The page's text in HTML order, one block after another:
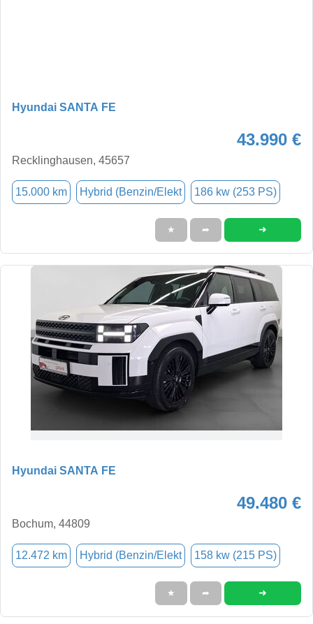
Hyundai SANTA FE
43.990 €
Recklinghausen, 45657
15.000 km Hybrid (Benzin/Elekt 186 kw (253 PS)
★ ➦ ➜
Hyundai SANTA FE
49.480 €
Bochum, 44809
12.472 km Hybrid (Benzin/Elekt 158 kw (215 PS)
★ ➦ ➜